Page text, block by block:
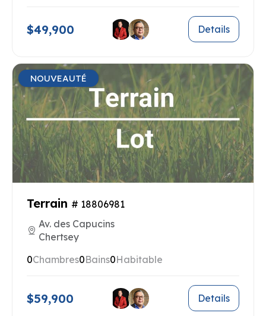
$49,900 Details
NOUVEAUTÉ
Terrain # 18806981
Av. des Capucins
Chertsey
0Chambres0Bains0Habitable
$59,900 Details